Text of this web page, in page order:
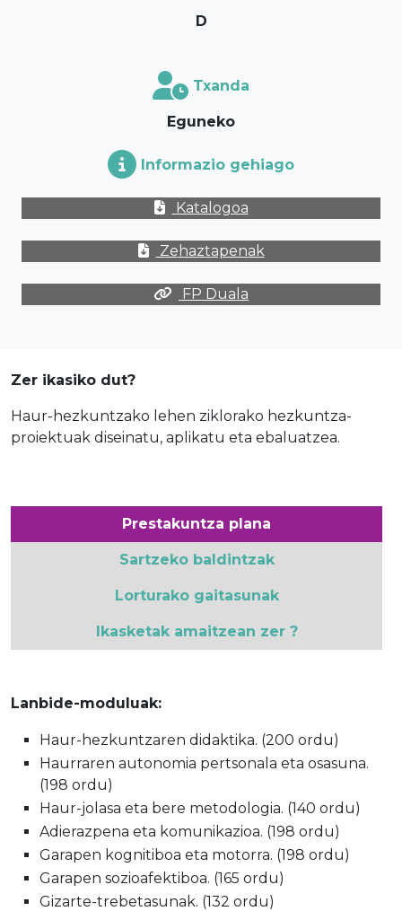
D
Txanda
Eguneko
Informazio gehiago
Katalogoa
Zehaztapenak
FP Duala
Zer ikasiko dut?
Haur-hezkuntzako lehen ziklorako hezkuntza-
proiektuak diseinatu, aplikatu eta ebaluatzea.
Prestakuntza plana
Sartzeko baldintzak
Lorturako gaitasunak
Ikasketak amaitzean zer ?
Lanbide-moduluak:
Haur-hezkuntzaren didaktika. (200 ordu)
Haurraren autonomia pertsonala eta osasuna.
(198 ordu)
Haur-jolasa eta bere metodologia. (140 ordu)
Adierazpena eta komunikazioa. (198 ordu)
Garapen kognitiboa eta motorra. (198 ordu)
Garapen sozioafektiboa. (165 ordu)
Gizarte-trebetasunak. (132 ordu)